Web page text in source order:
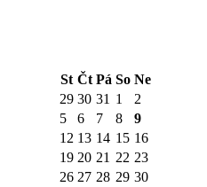
St Čt Pá So Ne
29 30 31 1
2
5 6 7 8
9
12 13 14 15 16
19 20 21 22 23
26 27 28 29 30